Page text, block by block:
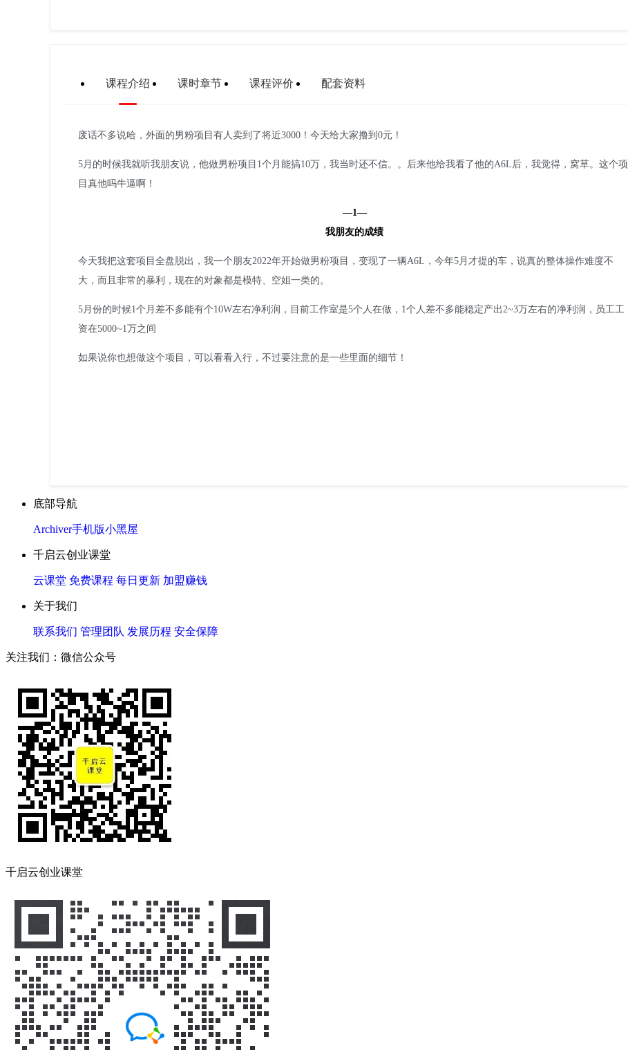
课程介绍 课时章节 课程评价 配套资料
废话不多说哈，外面的男粉项目有人卖到了将近3000！今天给大家撸到0元！
5月的时候我就听我朋友说，他做男粉项目1个月能搞10万，我当时还不信。。后来他给我看了他的A6L后，我觉得，窝草。这个项
目真他吗牛逼啊！
—1—
我朋友的成绩
今天我把这套项目全盘脱出，我一个朋友2022年开始做男粉项目，变现了一辆A6L，今年5月才提的车，说真的整体操作难度不
大，而且非常的暴利，现在的对象都是模特、空姐一类的。
5月份的时候1个月差不多能有个10W左右净利润，目前工作室是5个人在做，1个人差不多能稳定产出2~3万左右的净利润，员工工
资在5000~1万之间
如果说你也想做这个项目，可以看看入行，不过要注意的是一些里面的细节！
底部导航
Archiver手机版小黑屋
千启云创业课堂
云课堂 免费课程 每日更新 加盟赚钱
关于我们
联系我们 管理团队 发展历程 安全保障
关注我们：微信公众号
千启云创业课堂